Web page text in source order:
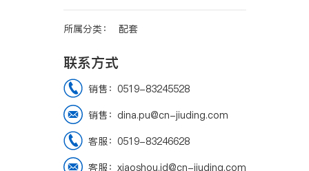
所属分类： 配套
联系方式
销售：0519-83245528
销售：dina.pu@cn-jiuding.com
客服：0519-83246628
客服：xiaoshou.jd@cn-jiuding.com